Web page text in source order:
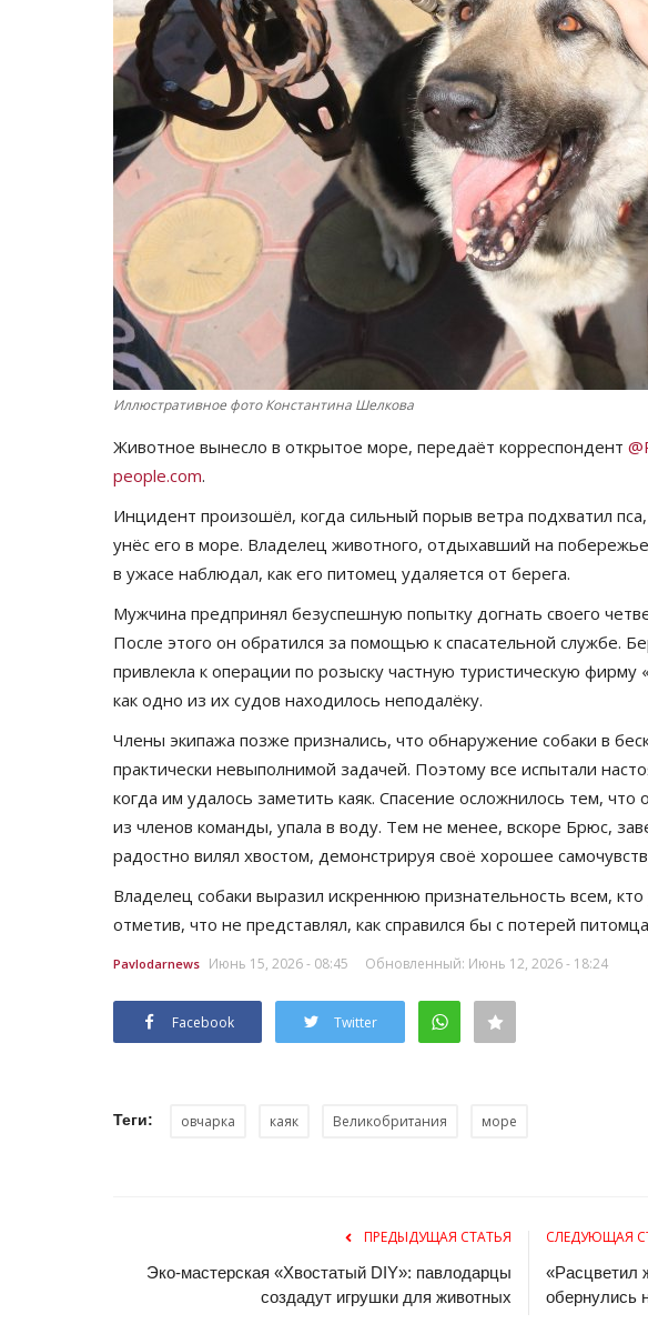
Иллюстративное фото Константина Шелкова
Животное вынесло в открытое море, передаёт корреспондент
people.com.
Инцидент произошёл, когда сильный порыв ветра подхватил
унёс его в море. Владелец животного, отдыхавший на
в ужасе наблюдал, как его питомец удаляется от берега.
Мужчина предпринял безуспешную попытку догнать своего
После этого он обратился за помощью к спасательной службе.
привлекла к операции по розыску частную туристическую фирму
как одно из их судов находилось неподалёку.
Члены экипажа позже признались, что обнаружение собаки в
практически невыполнимой задачей. Поэтому все испытали
когда им удалось заметить каяк. Спасение осложнилось тем, что
из членов команды, упала в воду. Тем не менее, вскоре Брюс,
радостно вилял хвостом, демонстрируя своё хорошее
Владелец собаки выразил искреннюю признательность всем,
отметив, что не представлял, как справился бы с потерей
Pavlodarnews Июнь 15, 2026 - 08:45 Обновленный: Июнь 12, 2026 - 18:24
Facebook Twitter
Теги: овчарка каяк Великобритания море
ПРЕДЫДУЩАЯ СТАТЬЯ
Эко-мастерская «Хвостатый DIY»: павлодарцы
создадут игрушки для животных
СЛЕДУЮЩАЯ
«Расцветил
обернулись